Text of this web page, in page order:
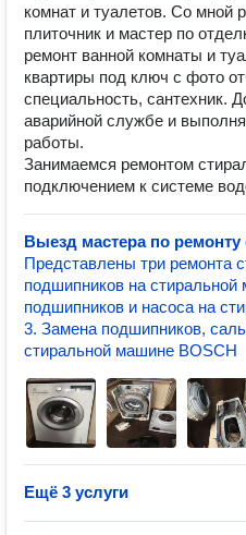
комнат и туалетов. Со мной
плиточник и мастер по
ремонт ванной комнаты и
квартиры под ключ с фото
специальность, сантехник.
аварийной службе и
работы.
Занимаемся ремонтом
подключением к системе
Выезд мастера по
Представлены три ремонта
подшипников на
подшипников и насоса на
3. Замена подшипников,
стиральной машине BOSCH
Ещё 3 услуги